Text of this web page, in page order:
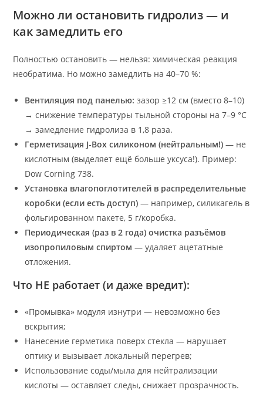
Можно ли остановить гидролиз — и
как замедлить его
Полностью остановить — нельзя: химическая реакция
необратима. Но можно замедлить на 40–70 %:
Вентиляция под панелью: зазор ≥12 см (вместо 8–10)
→ снижение температуры тыльной стороны на 7–9 °C
→ замедление гидролиза в 1,8 раза.
Герметизация J-Box силиконом (нейтральным!) — не
кислотным (выделяет ещё больше уксуса!). Пример:
Dow Corning 738.
Установка влагопоглотителей в распределительные
коробки (если есть доступ) — например, силикагель в
фольгированном пакете, 5 г/коробка.
Периодическая (раз в 2 года) очистка разъёмов
изопропиловым спиртом — удаляет ацетатные
отложения.
Что НЕ работает (и даже вредит):
«Промывка» модуля изнутри — невозможно без
вскрытия;
Нанесение герметика поверх стекла — нарушает
оптику и вызывает локальный перегрев;
Использование соды/мыла для нейтрализации
кислоты — оставляет следы, снижает прозрачность.